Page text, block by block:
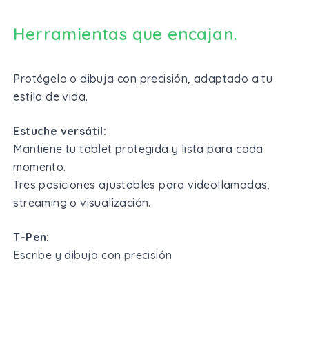
Herramientas que encajan.
Protégelo o dibuja con precisión, adaptado a tu
estilo de vida.
Estuche versátil:
Mantiene tu tablet protegida y lista para cada
momento.
Tres posiciones ajustables para videollamadas,
streaming o visualización.
T-Pen:
Escribe y dibuja con precisión